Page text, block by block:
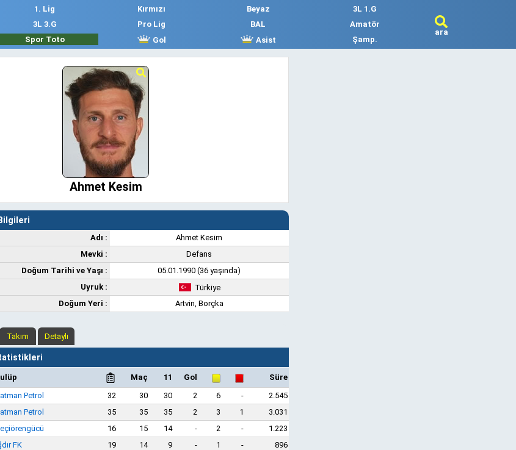
1. Lig Kırmızı Beyaz
3L 1.G
3L 3.G Pro Lig BAL
Amatör
Spor Toto Gol Asist Şamp.
ara
Ahmet Kesim
Adı :
Ahmet Kesim
Mevki :
Defans
Doğum Tarihi ve Yaşı :
05.01.1990 (36 yaşında)
Uyruk :
Türkiye
Doğum Yeri :
Artvin, Borçka
Takım Detaylı
Maç 11 Gol
Süre
Petrol 32 30 30 2 6 -
2.545
Petrol 35 35 35 2 3 1
3.031
16 15 14 - 2 -
1.223
FK 19 14 9 - 1 -
896